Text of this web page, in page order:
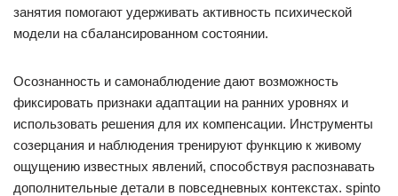
занятия помогают удерживать активность психической
модели на сбалансированном состоянии.
Осознанность и самонаблюдение дают возможность
фиксировать признаки адаптации на ранних уровнях и
использовать решения для их компенсации. Инструменты
созерцания и наблюдения тренируют функцию к живому
ощущению известных явлений, способствуя распознавать
дополнительные детали в повседневных контекстах. spinto